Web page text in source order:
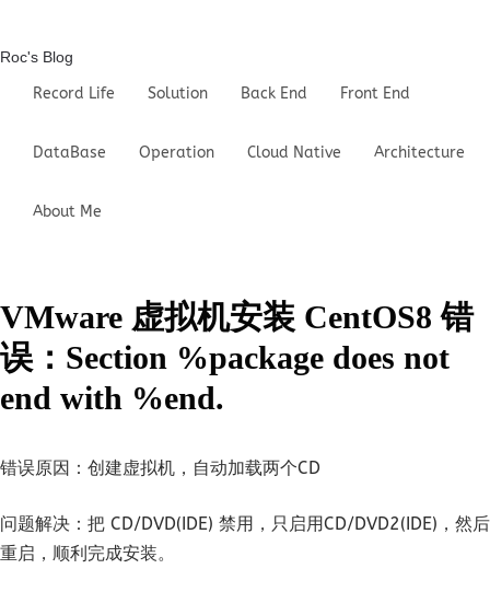
Roc's Blog
Record Life Solution Back End Front End
DataBase Operation Cloud Native Architecture
About Me
VMware 虚拟机安装 CentOS8 错
误：Section %package does not
end with %end.
错误原因：创建虚拟机，自动加载两个CD
问题解决：把 CD/DVD(IDE) 禁用，只启用CD/DVD2(IDE)，然后
重启，顺利完成安装。